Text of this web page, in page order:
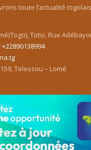
toute l’actualité
Totsi, Rue
+22890138994
Telessou – Lomé